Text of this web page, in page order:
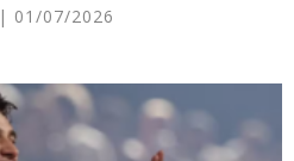
01/07/2026